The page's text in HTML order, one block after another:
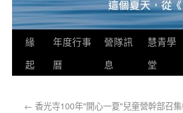
緣
起
年度行事
曆
營隊訊
息
慧青學
堂
← 香光寺100年"開心一夏"兒童營幹部召